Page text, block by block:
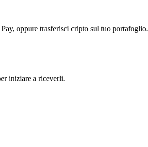
oppure trasferisci cripto sul tuo portafoglio.
iniziare a riceverli.